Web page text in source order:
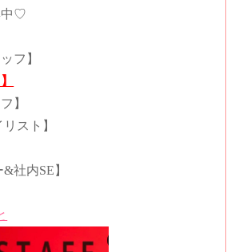
♡️
フ】
】
スト】
&社内SE 】